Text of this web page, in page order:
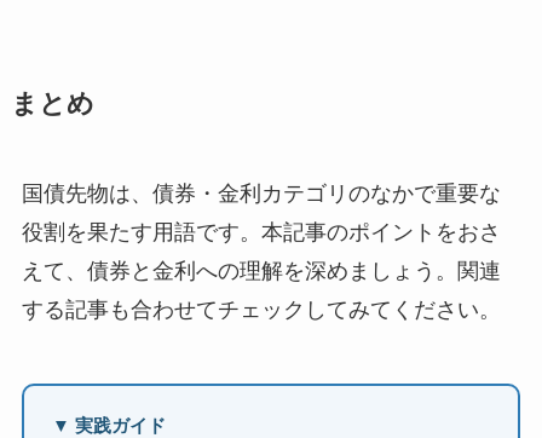
まとめ
国債先物は、債券・金利カテゴリのなかで重要な
役割を果たす用語です。本記事のポイントをおさ
えて、債券と金利への理解を深めましょう。関連
する記事も合わせてチェックしてみてください。
▼ 実践ガイド